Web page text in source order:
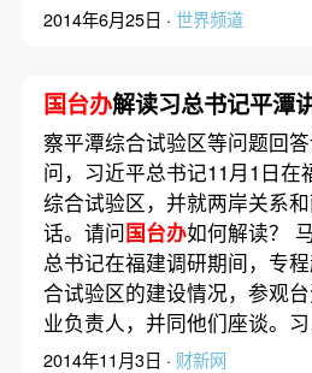
2014年6月25日 · 世界频道
国台办解读习总书记平潭
察平潭综合试验区等问题回
问，习近平总书记11月1日在
综合试验区，并就两岸关系
话。请问国台办如何解读？
总书记在福建调研期间，专
合试验区的建设情况，参观
业负责人，并同他们座谈。
2014年11月3日 · 财新网